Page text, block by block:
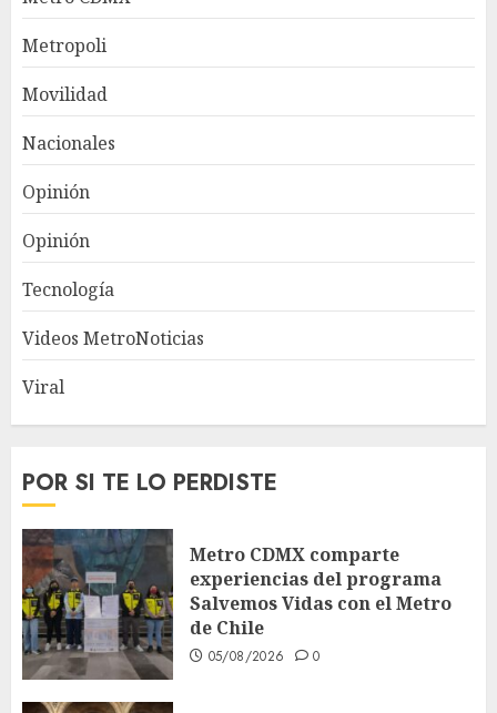
Metropoli
Movilidad
Nacionales
Opinión
Opinión
Tecnología
Videos MetroNoticias
Viral
POR SI TE LO PERDISTE
Metro CDMX comparte
experiencias del programa
Salvemos Vidas con el Metro
de Chile
05/08/2026 0